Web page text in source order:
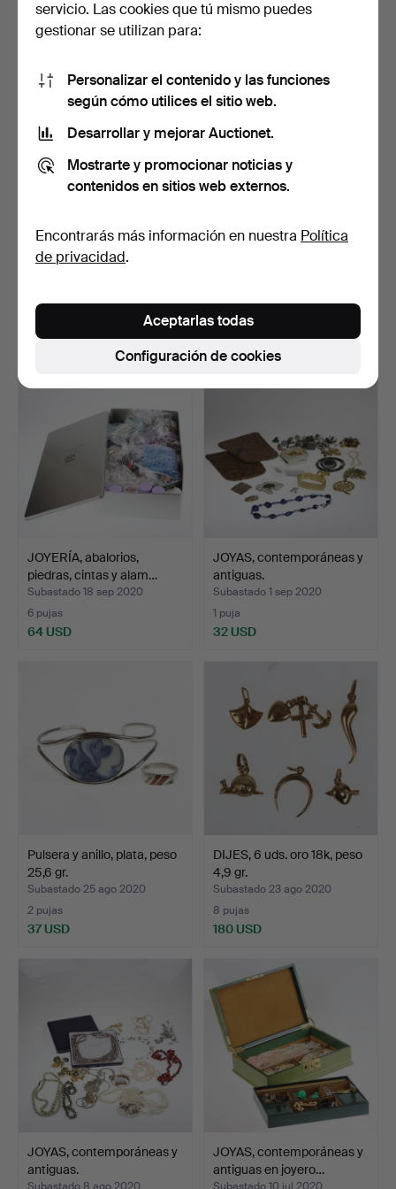
1 puja
32 USD
3 pujas
JOYERÍA, un collar y 4
32 USD
7 pujas
JOYERÍA, abalorios,
piedras, cintas y alam…
Subastado 18 sep 2020
6 pujas
64 USD
JOYAS, contemporáneas y
antiguas.
Subastado 1 sep 2020
1 puja
32 USD
Pulsera y anillo, plata, peso
25,6 gr.
Subastado 25 ago 2020
2 pujas
37 USD
DIJES, 6 uds. oro 18k, peso
4,9 gr.
Subastado 23 ago 2020
8 pujas
180 USD
JOYAS, contemporáneas y
antiguas.
JOYAS, contemporáneas y
antiguas en joyero…
servicio. Las cookies que tú mismo puedes
gestionar se utilizan para:
Personalizar el contenido y las funciones
según cómo utilices el sitio web.
Desarrollar y mejorar Auctionet.
Mostrarte y promocionar noticias y
contenidos en sitios web externos.
Encontrarás más información en nuestra Política
de privacidad.
Configuración de cookies
Aceptarlas todas